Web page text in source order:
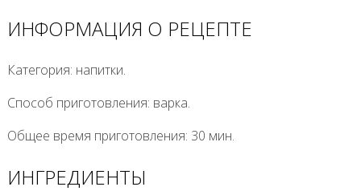
ИНФОРМАЦИЯ О РЕЦЕПТЕ
Категория: напитки.
Способ приготовления: варка.
Общее время приготовления: 30 мин.
ИНГРЕДИЕНТЫ